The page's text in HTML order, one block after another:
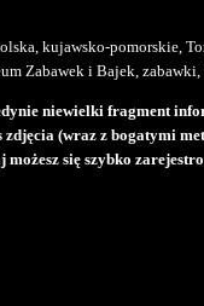
kujawsko-pomorskie,
Zabawek i Bajek, zabawki,
niewielki fragment
zdjęcia (wraz z bogatymi
możesz się szybko